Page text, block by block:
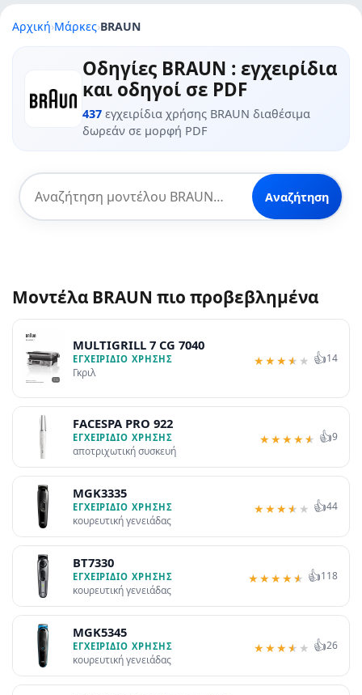
Αρχική›Μάρκες›BRAUN
Οδηγίες BRAUN : εγχειρίδια
και οδηγοί σε PDF
437 εγχειρίδια χρήσης BRAUN διαθέσιμα
δωρεάν σε μορφή PDF
Αναζήτηση
Μοντέλα BRAUN πιο προβεβλημένα
MULTIGRILL 7 CG 7040
ΕΓΧΕΙΡΊΔΙΟ ΧΡΉΣΗΣ
Γκριλ
★★★★ ★ 👍14
FACESPA PRO 922
ΕΓΧΕΙΡΊΔΙΟ ΧΡΉΣΗΣ
αποτριχωτική συσκευή
★★★★★ 👍9
MGK3335
ΕΓΧΕΙΡΊΔΙΟ ΧΡΉΣΗΣ
κουρευτική γενειάδας
★★★★ ★ 👍44
BT7330
ΕΓΧΕΙΡΊΔΙΟ ΧΡΉΣΗΣ
κουρευτική γενειάδας
★★★★★ 👍118
MGK5345
ΕΓΧΕΙΡΊΔΙΟ ΧΡΉΣΗΣ
κουρευτική γενειάδας
★★★★ ★ 👍26